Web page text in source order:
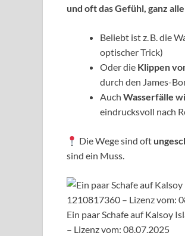
und oft das Gefühl, ganz
Beliebt ist z. B. die
optischer Trick)
Oder die Klippen
durch den James-
Auch Wasserfälle
eindrucksvoll nach
Die Wege sind oft
sind ein Muss.
Ein paar Schafe auf Kalsoy
– Lizenz vom: 08.07.2025